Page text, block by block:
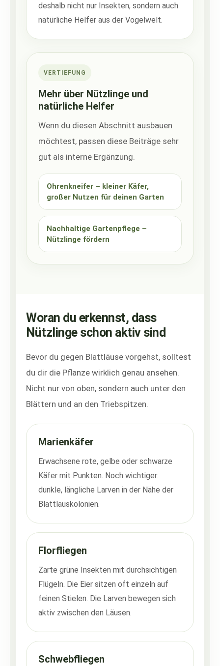
deshalb nicht nur Insekten, sondern auch
natürliche Helfer aus der Vogelwelt.
VERTIEFUNG
Mehr über Nützlinge und
natürliche Helfer
Wenn du diesen Abschnitt ausbauen
möchtest, passen diese Beiträge sehr
gut als interne Ergänzung.
Ohrenkneifer – kleiner Käfer,
großer Nutzen für deinen Garten
Nachhaltige Gartenpflege –
Nützlinge fördern
Woran du erkennst, dass
Nützlinge schon aktiv sind
Bevor du gegen Blattläuse vorgehst, solltest
du dir die Pflanze wirklich genau ansehen.
Nicht nur von oben, sondern auch unter den
Blättern und an den Triebspitzen.
Marienkäfer
Erwachsene rote, gelbe oder schwarze
Käfer mit Punkten. Noch wichtiger:
dunkle, längliche Larven in der Nähe der
Blattlauskolonien.
Florfliegen
Zarte grüne Insekten mit durchsichtigen
Flügeln. Die Eier sitzen oft einzeln auf
feinen Stielen. Die Larven bewegen sich
aktiv zwischen den Läusen.
Schwebfliegen